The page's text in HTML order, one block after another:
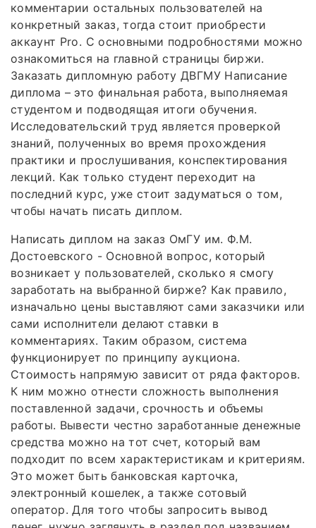
комментарии остальных пользователей на
конкретный заказ, тогда стоит приобрести
аккаунт Pro. С основными подробностями можно
ознакомиться на главной страницы биржи.
Заказать дипломную работу ДВГМУ Написание
диплома – это финальная работа, выполняемая
студентом и подводящая итоги обучения.
Исследовательский труд является проверкой
знаний, полученных во время прохождения
практики и прослушивания, конспектирования
лекций. Как только студент переходит на
последний курс, уже стоит задуматься о том,
чтобы начать писать диплом.
Написать диплом на заказ ОмГУ им. Ф.М.
Достоевского - Основной вопрос, который
возникает у пользователей, сколько я смогу
заработать на выбранной бирже? Как правило,
изначально цены выставляют сами заказчики или
сами исполнители делают ставки в
комментариях. Таким образом, система
функционирует по принципу аукциона.
Стоимость напрямую зависит от ряда факторов.
К ним можно отнести сложность выполнения
поставленной задачи, срочность и объемы
работы. Вывести честно заработанные денежные
средства можно на тот счет, который вам
подходит по всем характеристикам и критериям.
Это может быть банковская карточка,
электронный кошелек, а также сотовый
оператор. Для того чтобы запросить вывод